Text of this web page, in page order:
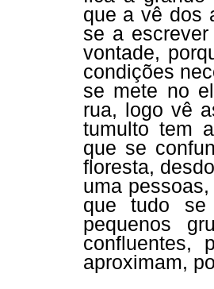
que a vê dos
se a
vontade,
condições
se mete no
rua, logo vê
tumulto tem
que se
floresta,
uma
que tudo se
pequenos
confluentes,
aproximam,